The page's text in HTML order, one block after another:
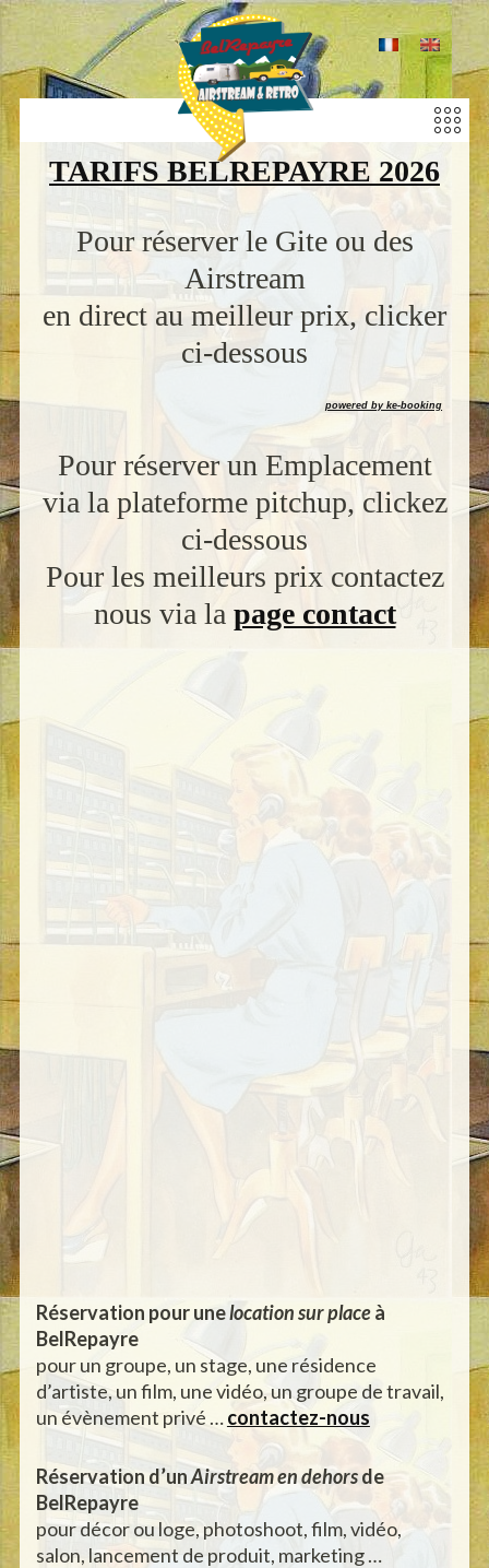
TARIFS BELREPAYRE 2026
Pour réserver le Gite ou des
Airstream
en direct au meilleur prix, clicker
ci-dessous
powered by ke-booking
Pour réserver un Emplacement
via la plateforme pitchup, clickez
ci-dessous
Pour les meilleurs prix contactez
nous via la page contact
Réservation pour unelocation sur placeà
BelRepayre
pour un groupe, un stage, une résidence
d’artiste, un film, une vidéo, un groupe de travail,
un évènement privé …contactez-nous
Réservation d’unAirstream en dehorsde
BelRepayre
pour décor ou loge, photoshoot, film, vidéo,
salon, lancement de produit, marketing …